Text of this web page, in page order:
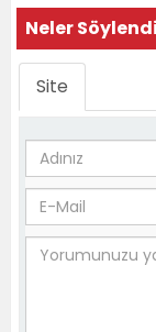
Neler
Site